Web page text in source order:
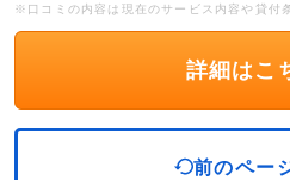
※口コミの内容は現在のサービス内容や貸付
詳細はこ
前のペー